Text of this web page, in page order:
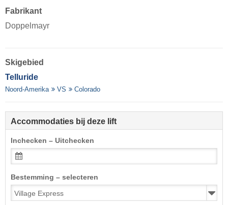
Fabrikant
Doppelmayr
Skigebied
Telluride
Noord-Amerika VS Colorado
Accommodaties bij deze lift
Inchecken – Uitchecken
Bestemming – selecteren